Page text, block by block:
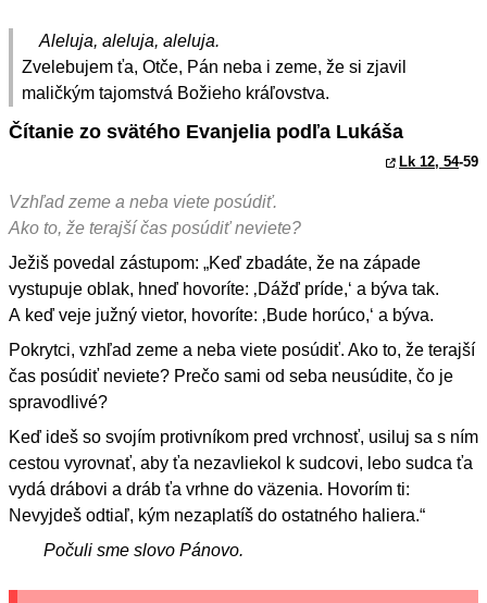
Aleluja, aleluja, aleluja.
Zvelebujem ťa, Otče, Pán neba i zeme, že si zjavil
maličkým tajomstvá Božieho kráľovstva.
Čítanie zo svätého Evanjelia podľa Lukáša
Lk 12, 54-59
Vzhľad zeme a neba viete posúdiť.
Ako to, že terajší čas posúdiť neviete?
Ježiš povedal zástupom: „Keď zbadáte, že na západe
vystupuje oblak, hneď hovoríte: ‚Dážď príde,‘ a býva tak.
A keď veje južný vietor, hovoríte: ‚Bude horúco,‘ a býva.
Pokrytci, vzhľad zeme a neba viete posúdiť. Ako to, že terajší
čas posúdiť neviete? Prečo sami od seba neusúdite, čo je
spravodlivé?
Keď ideš so svojím protivníkom pred vrchnosť, usiluj sa s ním
cestou vyrovnať, aby ťa nezavliekol k sudcovi, lebo sudca ťa
vydá drábovi a dráb ťa vrhne do väzenia. Hovorím ti:
Nevyjdeš odtiaľ, kým nezaplatíš do ostatného haliera.“
Počuli sme slovo Pánovo.